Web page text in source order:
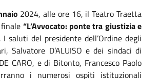
2024, alle ore 16, il Teatro Traetta
“L’Avvocato: ponte tra giustizia e
. I saluti del presidente dell’Ordine degli
Salvatore D’ALUISO e dei sindaci di
CARO, e di Bitonto, Francesco Paolo
i numerosi ospiti istituzionali